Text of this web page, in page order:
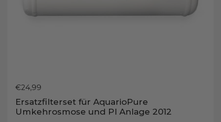
Preis:
€24,99
Ersatzfilterset für AquarioPure
Umkehrosmose und PI Anlage 2012